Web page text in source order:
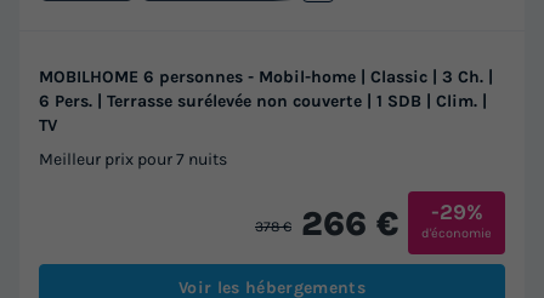
MOBILHOME 6 personnes - Mobil-home | Classic | 3 Ch. |
6 Pers. | Terrasse surélevée non couverte | 1 SDB | Clim. |
TV
Meilleur prix pour 7 nuits
378 € 266 € -29%
d'économie
Voir les hébergements